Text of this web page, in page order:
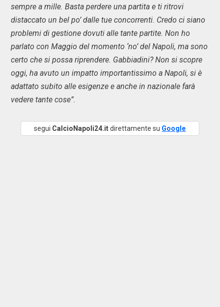
sempre a mille. Basta perdere una partita e ti ritrovi
distaccato un bel po’ dalle tue concorrenti. Credo ci siano
problemi di gestione dovuti alle tante partite. Non ho
parlato con Maggio del momento ‘no’ del Napoli, ma sono
certo che si possa riprendere. Gabbiadini? Non si scopre
oggi, ha avuto un impatto importantissimo a Napoli, si è
adattato subito alle esigenze e anche in nazionale farà
vedere tante cose”.
segui CalcioNapoli24.itdirettamente su Google